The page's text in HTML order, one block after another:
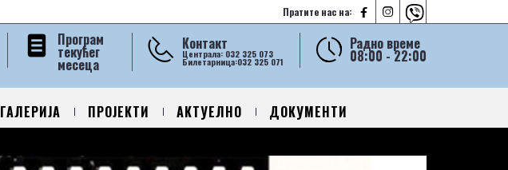
Пратите нас на:   
Радно време
08:00 - 22:00
Контакт
Централа: 032 325 073
Билетарница:032 325 071
Програм
текућег
месеца
ГАЛЕРИЈА ПРОЈЕКТИ АКТУЕЛНО ДОКУМЕНТИ